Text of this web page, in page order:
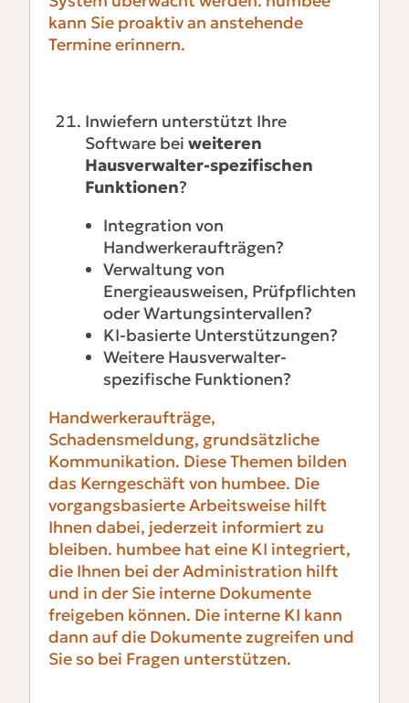
kann Sie proaktiv an anstehende
Termine erinnern.
Inwiefern unterstützt Ihre
Software bei weiteren
Hausverwalter-spezifischen
Funktionen?
Integration von
Handwerkeraufträgen?
Verwaltung von
Energieausweisen, Prüfpflichten
oder Wartungsintervallen?
KI-basierte Unterstützungen?
Weitere Hausverwalter-
spezifische Funktionen?
Handwerkeraufträge,
Schadensmeldung, grundsätzliche
Kommunikation. Diese Themen bilden
das Kerngeschäft von humbee. Die
vorgangsbasierte Arbeitsweise hilft
Ihnen dabei, jederzeit informiert zu
bleiben. humbee hat eine KI integriert,
die Ihnen bei der Administration hilft
und in der Sie interne Dokumente
freigeben können. Die interne KI kann
dann auf die Dokumente zugreifen und
Sie so bei Fragen unterstützen.